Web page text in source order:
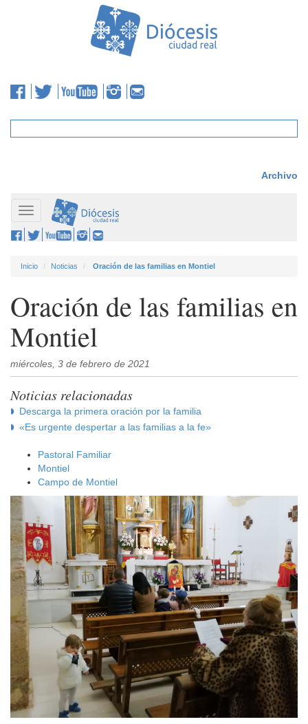
Archivo
Toggle
navigation
Inicio Noticias Oración de las familias en Montiel
Oración de las familias en
Montiel
miércoles, 3 de febrero de 2021
Noticias relacionadas
Descarga la primera oración por la familia
«Es urgente despertar a las familias a la fe»
Pastoral Familiar
Montiel
Campo de Montiel